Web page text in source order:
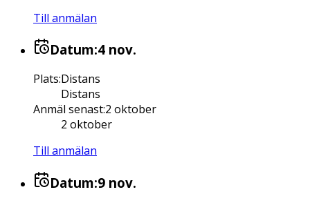
Till anmälan
Datum:4 nov.
Plats:Distans
Distans
Anmäl senast:2 oktober
2 oktober
Till anmälan
Datum:9 nov.